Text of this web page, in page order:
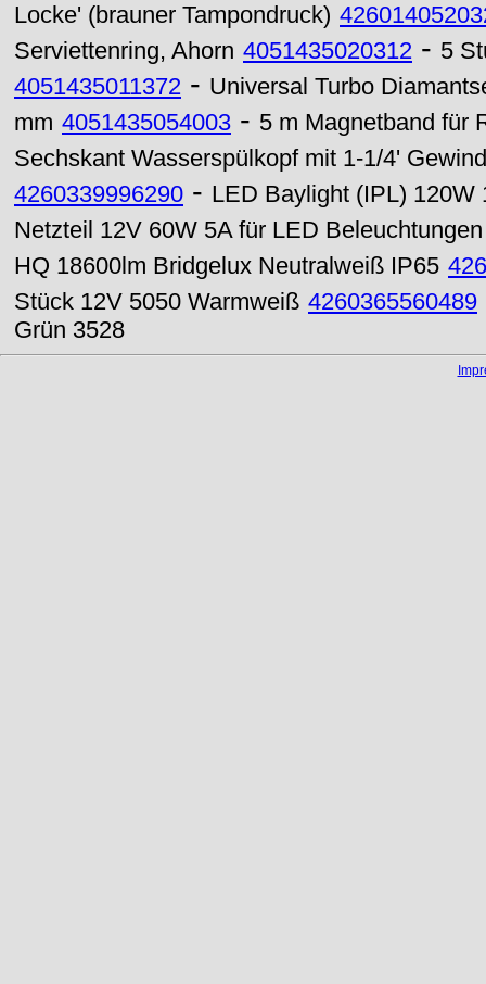
Locke' (brauner Tampondruck)
Serviettenring, Ahorn 4051435020312 - 5
4051435011372 - Universal Turbo
mm 4051435054003 - 5 m Magnetband für
Sechskant Wasserspülkopf mit 1-1/4'
4260339996290 - LED Baylight (IPL) 120W
Netzteil 12V 60W 5A für LED
HQ 18600lm Bridgelux Neutralweiß IP65
Stück 12V 5050 Warmweiß 4260365560489
Grün 3528